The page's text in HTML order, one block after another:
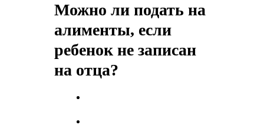
Можно ли подать на
алименты, если
ребенок не записан
на отца?